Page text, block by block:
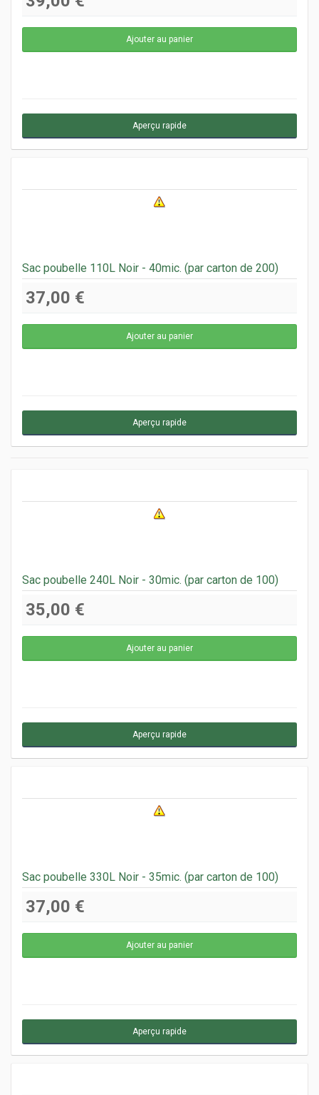
Aperçu rapide
Sac poubelle 110L Noir - 40mic. (par carton de 200)
37,00 €
Aperçu rapide
Sac poubelle 240L Noir - 30mic. (par carton de 100)
35,00 €
Aperçu rapide
Sac poubelle 330L Noir - 35mic. (par carton de 100)
37,00 €
Aperçu rapide